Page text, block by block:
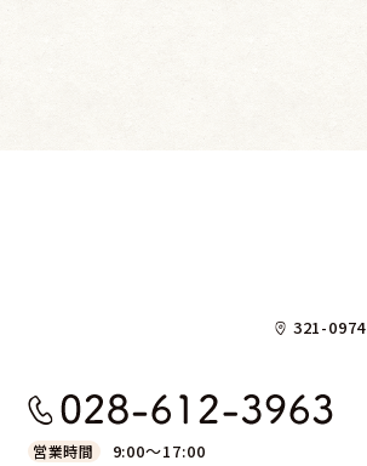
321-0974
営業時間 9:00～17:00